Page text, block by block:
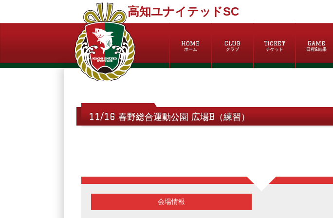
高知ユナイテッドSC
Home
ホーム
Club
クラブ
Ticket
チケット
Game
日程&結果
11/16 春野総合運動公園 広場B（練習）
会場情報